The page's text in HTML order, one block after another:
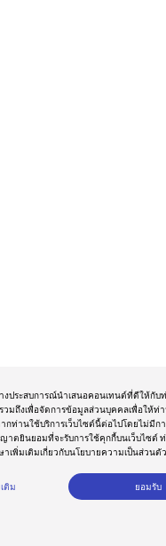
งประสบการณ์นำเสนอคอนเทนต์ที่ดีให้กั
วมถึงเพื่อจัดการข้อมูลส่วนบุคคลเพื่อให้
ากท่านใช้บริการเว็บไซต์นี้ต่อไปโดยไม่มีก
าตยินยอมที่จะรับการใช้คุกกี้บนเว็บไซต์
ษาเพิ่มเติมเกี่ยวกับนโยบายความเป็นส่วน
ติม
ยอมรับ